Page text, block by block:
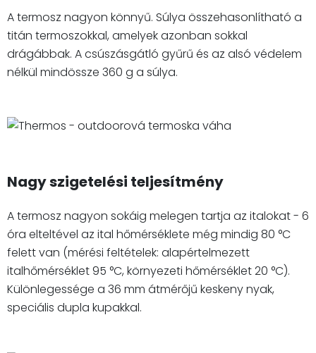
A termosz nagyon könnyű. Súlya összehasonlítható a
titán termoszokkal, amelyek azonban sokkal
drágábbak. A csúszásgátló gyűrű és az alsó védelem
nélkül mindössze 360 g a súlya.
Nagy szigetelési teljesítmény
A termosz nagyon sokáig melegen tartja az italokat - 6
óra elteltével az ital hőmérséklete még mindig 80 °C
felett van (mérési feltételek: alapértelmezett
italhőmérséklet 95 °C, környezeti hőmérséklet 20 °C).
Különlegessége a 36 mm átmérőjű keskeny nyak,
speciális dupla kupakkal.